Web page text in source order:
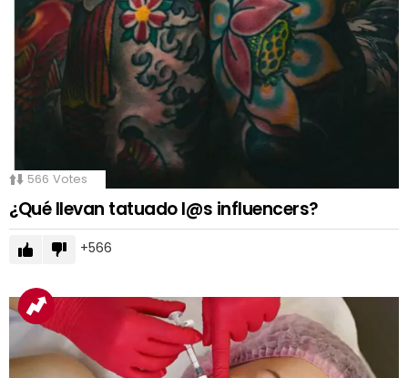
566 Votes
¿Qué llevan tatuado l@s influencers?
566